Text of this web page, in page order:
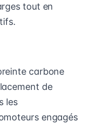
tout en
carbone
de
les
engagés